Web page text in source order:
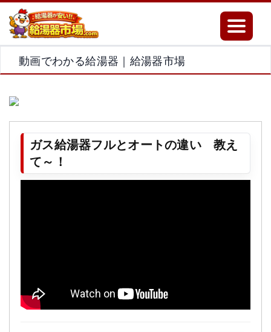
Toggle
動画でわかる給湯器｜給湯器市場
ガス給湯器フルとオートの違い 教え
て～！